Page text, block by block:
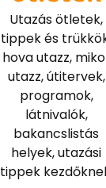
Utazás ötletek,
tippek és
hova utazz,
utazz, útitervek,
programok,
látnivalók,
bakancslistás
helyek, utazási
tippek